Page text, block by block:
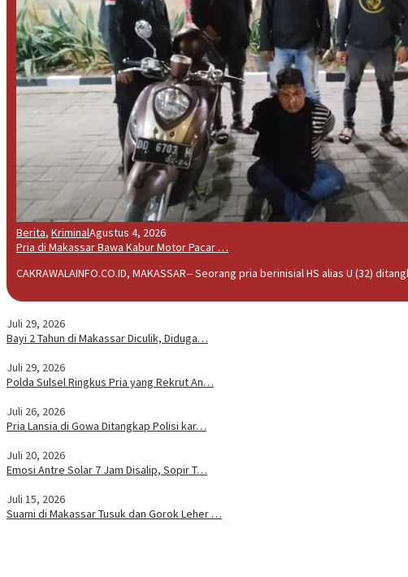
Berita, KriminalAgustus 4, 2026
Pria di Makassar Bawa Kabur Motor Pacar …
CAKRAWALAINFO.CO.ID, MAKASSAR-- Seorang pria berinisial HS alias U (32)
Juli 29, 2026
Bayi 2 Tahun di Makassar Diculik, Diduga…
Juli 29, 2026
Polda Sulsel Ringkus Pria yang Rekrut An…
Juli 26, 2026
Pria Lansia di Gowa Ditangkap Polisi kar…
Juli 20, 2026
Emosi Antre Solar 7 Jam Disalip, Sopir T…
Juli 15, 2026
Suami di Makassar Tusuk dan Gorok Leher …